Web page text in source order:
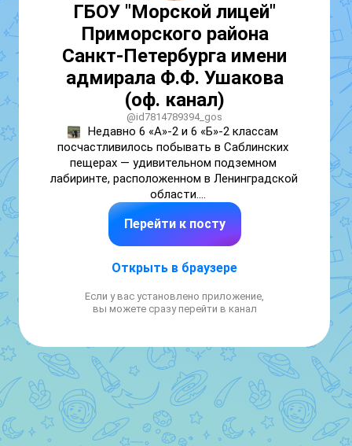
ГБОУ "Морской лицей"
Приморского района
Санкт-Петербурга имени
адмирала Ф.Ф. Ушакова
(оф. канал)
@id7814789394_gos
Недавно 6 «А»-2 и 6 «Б»-2 классам
посчастливилось побывать в Саблинских
пещерах — удивительном подземном
лабиринте, расположенном в Ленинградской
области.
Экскурсия началась с посещения
мемориального комплекса «Молитва перед
Далее группа в сопровождении гида
лабиринтам, увидели летучих мышей и
В завершение экскурсии все прошлись по
экотропе до водопада и, наслаждаясь
прекрасными видами, завершили этот день
пикником.
#Морскойлицей
Перейти к посту
Открыть в браузере
Если у вас установлено приложение,
вы можете сразу перейти в канал